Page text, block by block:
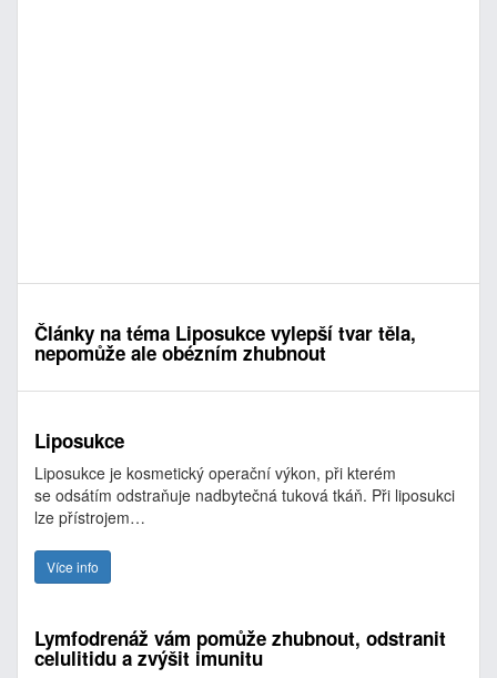
Články na téma Liposukce vylepší tvar těla,
nepomůže ale obézním zhubnout
Liposukce
Liposukce je kosmetický operační výkon, při kterém
se odsátím odstraňuje nadbytečná tuková tkáň. Při liposukci
lze přístrojem…
Více info
Lymfodrenáž vám pomůže zhubnout, odstranit
celulitidu a zvýšit imunitu